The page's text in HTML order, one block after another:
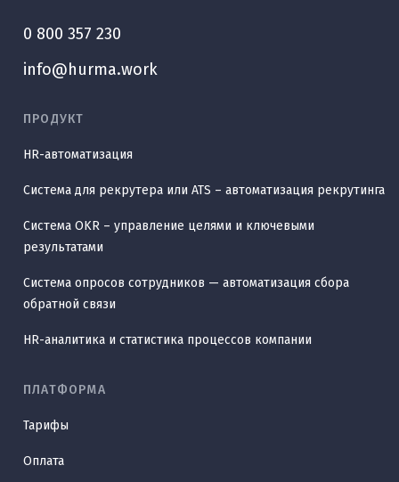
0 800 357 230
info@hurma.work
ПРОДУКТ
HR-автоматизация
Система для рекрутера или ATS – автоматизация рекрутинга
Система OKR – управление целями и ключевыми
результатами
Система опросов сотрудников — автоматизация сбора
обратной связи
HR-аналитика и статистика процессов компании
ПЛАТФОРМА
Тарифы
Оплата